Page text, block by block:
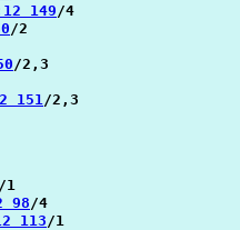
149/4
/2
/2,3
151/2,3
/1
98/4
113/1